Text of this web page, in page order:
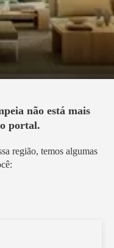
não está mais
portal.
região, temos algumas